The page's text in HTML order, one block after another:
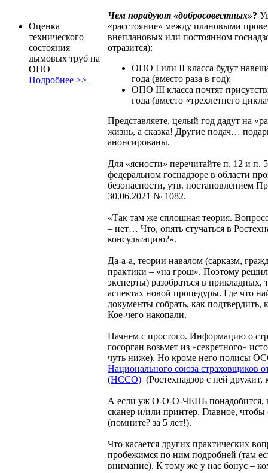
Оценка
технического
состояния
дымовых труб на
ОПО
Подробнее >>
Чем порадуют «добросовестных»?
«расстояние» между плановыми
внеплановых или постоянном
отразится):
ОПО I или II класса будут
года (вместо раза в год);
ОПО III класса почтят
года (вместо «трехлетнего
Представляете, целый год дадут на
жизнь, а сказка! Другие подач…
анонсированы.
Для «ясности» перечитайте п. 12 и п.
федеральном госнадзоре в области
безопасности, утв. постановлением
30.06.2021 № 1082.
«Так там же сплошная теория.
– нет… Что, опять стучаться в
консультацию?».
Да-а-а, теории навалом (сарказм,
практики – «на грош». Поэтому
эксперты) разобраться в прикладных,
аспектах новой процедуры. Где что
документы собрать, как подтвердить,
Кое-чего накопали.
Начнем с простого. Информацию о
госорган возьмет из «секретного»
чуть ниже). Но кроме него полисы
Национального союза страховщиков
(НССО) (Ростехнадзор с ней дружит,
А если уж О-О-О-ЧЕНЬ понадобится,
сканер и/или принтер. Главное,
(помните? за 5 лет!).
Что касается других практических
пробежимся по ним подробней (там
внимание). К тому же у нас бонус –